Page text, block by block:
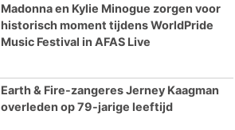
Madonna en Kylie Minogue zorgen voor
historisch moment tijdens WorldPride
Music Festival in AFAS Live
Earth & Fire-zangeres Jerney Kaagman
overleden op 79-jarige leeftijd